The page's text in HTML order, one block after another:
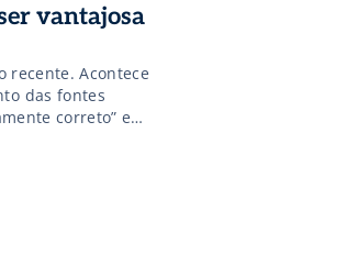
vantajosa
recente. Acontece
das fontes
correto” e
[…]